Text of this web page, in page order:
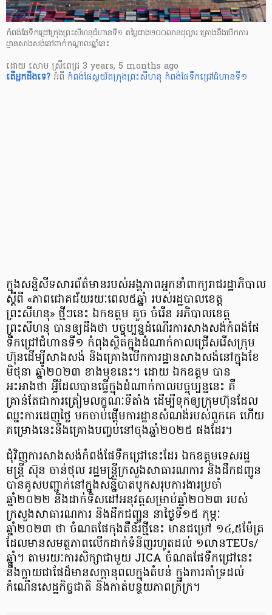
កំពង់ផែទឹកជ្រៅក្រុងព្រះសីហនុជំហានទី១ តម្លៃជាង២០០លានដុល្លារ គ្រោងនឹងបើកការ
ដ្ឋានសាងសង់នៅពាក់កណ្ដាលឆ្នាំនេះ
ដោយ សោម ស្រីពេជ្រ 3 years, 5 months ago
តើ​អ្នក​ដឹងទេ? អំពី កំពង់ផែស្វយ័តក្រុងព្រះសីហនុ កំពង់ផែទឹកជ្រៅជំហានទី១
ក្នុងសន្និសីទសារព័ត៌មានរបស់អង្គភាពអ្នកនាំពាក្យរាជរដ្ឋាភិបាល
ស្ដីពី «ភាពជោគជ័យរយៈពេល៥ឆ្នាំ របស់រដ្ឋបាលខេត្ត
ព្រះសីហនុ» ថ្មីៗនេះ ឯកឧត្តម គួច ចំរើន អភិបាលខេត្ត
ព្រះសីហនុ បានឲ្យដឹងថា បច្ចុប្បន្នដំណើរការសាងសង់កំពង់ផែ
ទឹកជ្រៅជំហានទី១ កំពុងស្ថិតក្នុងដំណាក់កាលជ្រើសរើសក្រុម
ហ៊ុនដើម្បីសាងសង់ និងគ្រោងបើកការដ្ឋានសាងសង់នៅក្នុងខែ
មិថុនា ឆ្នាំ២០២៣ ខាងមុខនេះ។ ដោយ ឯកឧត្តម បាន
អះអាងថា អ្វីដែលបានធ្វើក្នុងដំណាក់កាលបច្ចុប្បន្ននេះ គឺ
គ្រាន់តែជាការត្រៀមលក្ខណៈទីតាំង ដើម្បីទុកឲ្យក្រុមហ៊ុនដែល
ឈ្នះការដេញថ្លៃ មកចាប់ផ្ដើមការដ្ឋានសំណង់របស់ពួកគេ ហើយ
គម្រោងនេះនឹងគ្រោងបញ្ចប់នៅចុងឆ្នាំ២០២៥ ផងដែរ។
ជុំវិញការសាងសង់កំពង់ផែទឹកជ្រៅនេះដែរ ឯកឧត្តមទេសរដ្ឋ
មន្ត្រី ស៊ុន ចាន់ថុល រដ្ឋមន្ត្រីក្រសួងសាធារណការ និងដឹកជញ្ជូន
បានគូសបញ្ជាក់នៅក្នុងសន្និបាតបូកសរុបការងារប្រចាំ
ឆ្នាំ២០២២ និងដាក់ទិសដៅអនុវត្តសម្រាប់ឆ្នាំ២០២៣ របស់
ក្រសួងសាធារណការ និងដឹកជញ្ជូន នាថ្ងៃទី១៥ កុម្ភៈ
ឆ្នាំ២០២៣ ថា ចំណតផែកុងតឺន័រថ្មីនេះ មានជម្រៅ ១៤,៥ម៉ែត្រ
ដែលមានសមត្ថភាពលើកដាក់ទំនិញរហូតដល់ ១លានTEUs/
ឆ្នាំ។ តាមរយៈការសិក្សាជាមួយ JICA ចំណតផែទឹកជ្រៅនេះ
នឹងក្លាយជាផែដ៏មានសក្តានុពលក្នុងតំបន់ ក្នុងការគាំទ្រដល់
កំណើនសេដ្ឋកិច្ចជាតិ និងកាត់បន្ថយភាពក្រីក្រ។